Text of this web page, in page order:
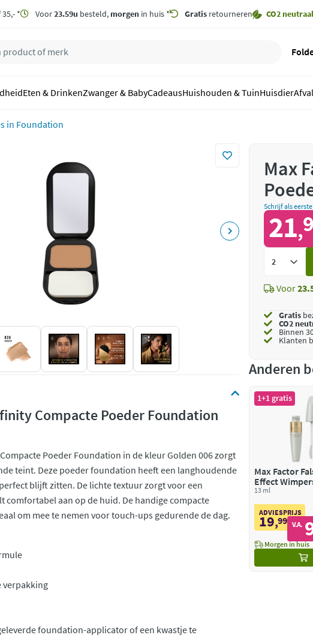
* Voor23.59u besteld, morgen in huis * Gratis retourneren CO2 neutraal
Eten & DrinkenZwanger & BabyCadeausHuishouden & TuinHuisdier
Foundation
Compacte Poeder Foundation
Poeder Foundation in de kleur Golden 006 zorgt
teint. Deze poeder foundation heeft een langhoudende
blijft zitten. De lichte textuur zorgt voor een
comfortabel aan op de huid. De handige compacte
om mee te nemen voor touch-ups gedurende de dag.
verpakking
foundation-applicator of een kwastje te
Max
Schrijf als
21,
Voor
Gratis
CO2
Binnen
Klanten
Anderen
1+1 gratis
Max Factor
Effect
13 ml
ADVIESPRIJS
19,99 V.A.
Morgen in huis